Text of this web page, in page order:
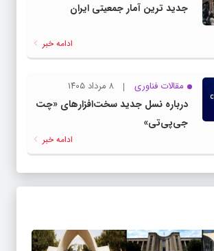
جدید ترین آمار جمعیتی ایران
ادامه خبر
مقالات فناوری ۸ مرداد ۱۴۰۵
درباره نسل جدید سخت‌افزارهای «چت
جی‌پی‌تی»
ادامه خبر